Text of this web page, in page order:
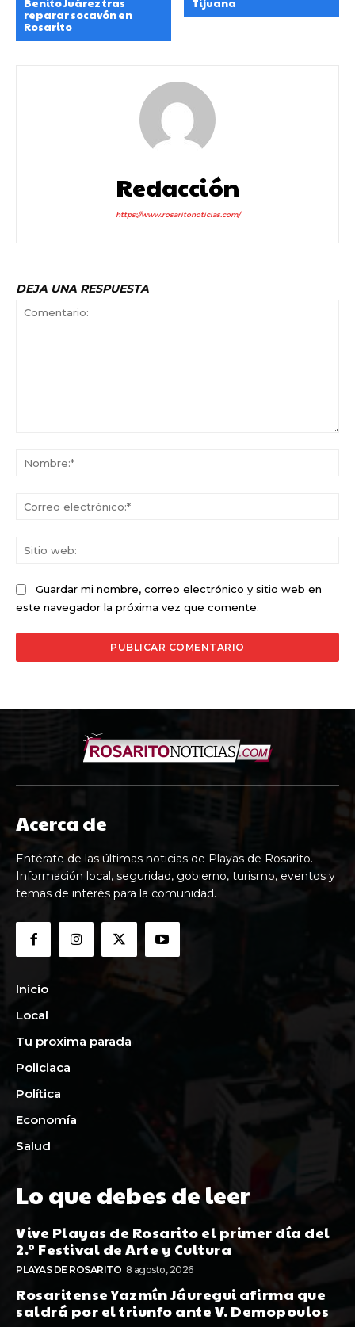
reparar socavón en
Rosarito
Redacción
https://www.rosaritonoticias.com/
DEJA UNA RESPUESTA
Guardar mi nombre, correo electrónico y sitio web en
este navegador la próxima vez que comente.
Acerca de
Entérate de las últimas noticias de Playas de Rosarito.
Información local, seguridad, gobierno, turismo, eventos y
temas de interés para la comunidad.
Inicio
Local
Tu proxima parada
Policiaca
Política
Economía
Salud
Lo que debes de leer
Vive Playas de Rosarito el primer día del
2.º Festival de Arte y Cultura
PLAYAS DE ROSARITO 8 agosto, 2026
Rosaritense Yazmín Jáuregui afirma que
saldrá por el triunfo ante V. Demopoulos